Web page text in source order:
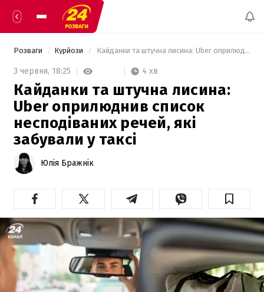
Розваги Курйози Кайданки та штучна лисина: Uber оприлюднив список несподіваних речей, які забували у таксі
3 червня, 18:25 4 хв
Кайданки та штучна лисина:
Uber оприлюднив список
несподіваних речей, які
забували у таксі
Юлія Бражнік